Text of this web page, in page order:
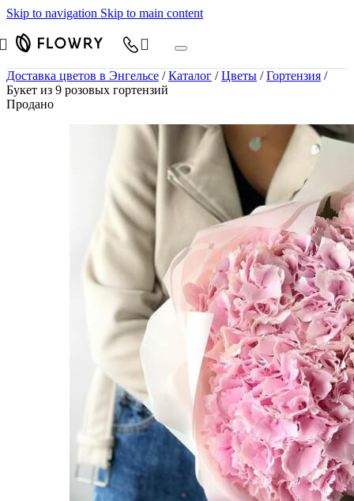
Skip to navigation Skip to main content
Доставка цветов в Энгельсе / Каталог / Цветы / Гортензия /
Букет из 9 розовых гортензий
Продано